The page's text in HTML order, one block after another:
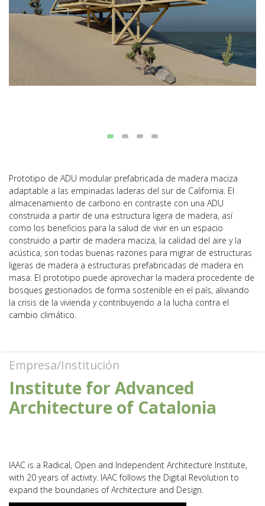
Prototipo de ADU modular prefabricada de madera maciza
adaptable a las empinadas laderas del sur de California. El
almacenamiento de carbono en contraste con una ADU
construida a partir de una estructura ligera de madera, así
como los beneficios para la salud de vivir en un espacio
construido a partir de madera maciza, la calidad del aire y la
acústica, son todas buenas razones para migrar de estructuras
ligeras de madera a estructuras prefabricadas de madera en
masa. El prototipo puede aprovechar la madera procedente de
bosques gestionados de forma sostenible en el país, aliviando
la crisis de la vivienda y contribuyendo a la lucha contra el
cambio climático.
Empresa/Institución
Institute for Advanced
Architecture of Catalonia
IAAC is a Radical, Open and Independent Architecture Institute,
with 20 years of activity. IAAC follows the Digital Revolution to
expand the boundaries of Architecture and Design.